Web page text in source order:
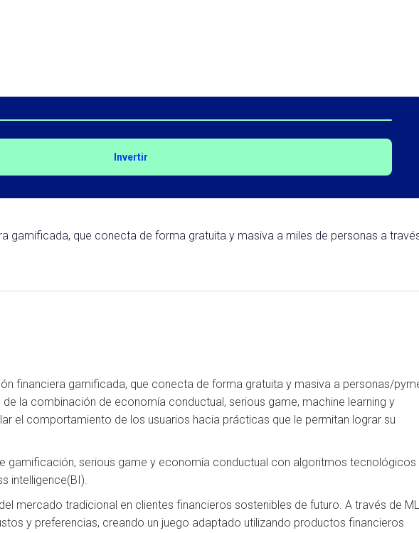
Invertir
gamificada, que conecta de forma gratuita y masiva a miles de personas a
financiera gamificada, que conecta de forma gratuita y masiva a personas/
la combinación de economía conductual, serious game, machine learning y
el comportamiento de los usuarios hacia prácticas que le permitan lograr su
gamificación, serious game y economía conductual con algoritmos tecnológicos
intelligence(BI).
mercado tradicional en clientes financieros sostenibles de futuro. A través de
y preferencias, creando un juego adaptado utilizando productos financieros